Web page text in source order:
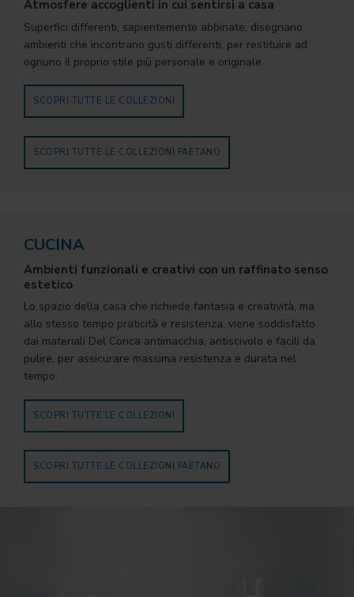
Atmosfere accoglienti in cui sentirsi a casa
Superfici differenti, sapientemente abbinate, disegnano
ambienti che incontrano gusti differenti, per restituire ad
ognuno il proprio stile più personale e originale.
SCOPRI TUTTE LE COLLEZIONI
SCOPRI TUTTE LE COLLEZIONI FAETANO
CUCINA
Ambienti funzionali e creativi con un raffinato senso
estetico
Lo spazio della casa che richiede fantasia e creatività, ma
allo stesso tempo praticità e resistenza, viene soddisfatto
dai materiali Del Conca antimacchia, antiscivolo e facili da
pulire, per assicurare massima resistenza e durata nel
tempo.
SCOPRI TUTTE LE COLLEZIONI
SCOPRI TUTTE LE COLLEZIONI FAETANO